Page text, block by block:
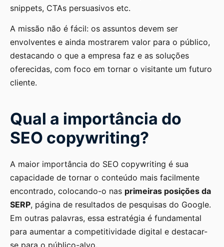
snippets, CTAs persuasivos etc.
A missão não é fácil: os assuntos devem ser
envolventes e ainda mostrarem valor para o público,
destacando o que a empresa faz e as soluções
oferecidas, com foco em tornar o visitante um futuro
cliente.
Qual a importância do
SEO copywriting?
A maior importância do SEO copywriting é sua
capacidade de tornar o conteúdo mais facilmente
encontrado, colocando-o nas primeiras posições da
SERP, página de resultados de pesquisas do Google.
Em outras palavras, essa estratégia é fundamental
para aumentar a competitividade digital e destacar-
se para o público-alvo.